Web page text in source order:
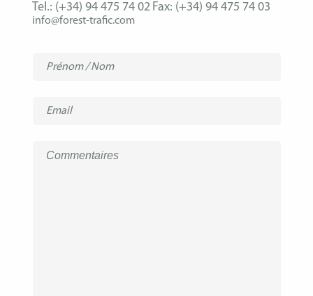
Tel.: (+34) 94 475 74 02 Fax: (+34) 94 475 74 03
info@forest-trafic.com